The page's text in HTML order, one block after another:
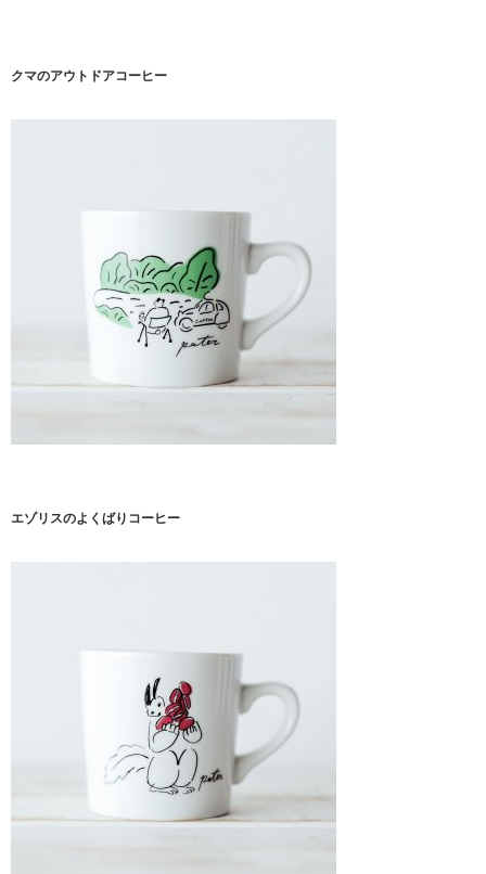
クマのアウトドアコーヒー
エゾリスのよくばりコーヒー